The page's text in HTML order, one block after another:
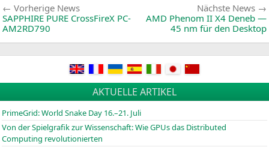
Beitragsnavigation
Vorherige NewsVorherige
News:
SAPPHIRE PURE CrossFireX PC-
AM2RD790
Nächste News
AMD Phenom II X4 Deneb —
45 nm für den Desktop
AKTUELLE ARTIKEL
PrimeGrid: World Snake Day 16.–21. Juli
Von der Spielgrafik zur Wissenschaft: Wie GPUs das Distributed
Computing revolutionierten